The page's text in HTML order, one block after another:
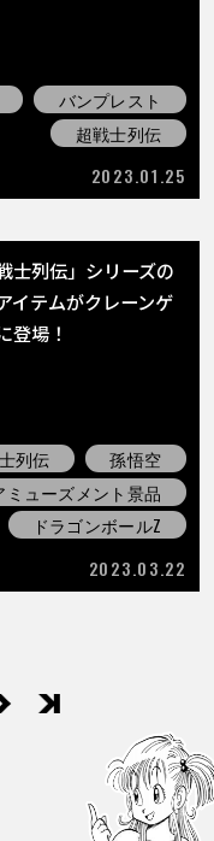
バンプレスト
超戦士列伝
2023.01.25
士列伝」シリーズの
イテムがクレーンゲ
登場！
列伝
孫悟空
ミューズメント景品
ドラゴンボールZ
2023.03.22
後